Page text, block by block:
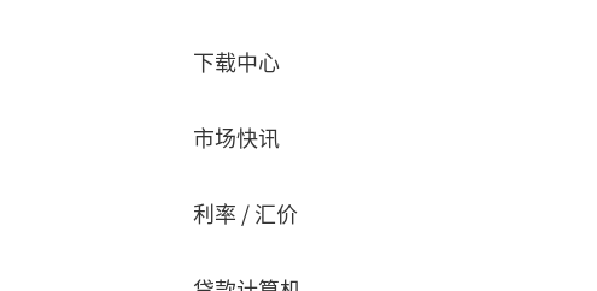
下载中心
市场快讯
利率 / 汇价